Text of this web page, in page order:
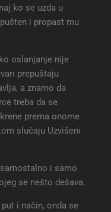
ko se uzda u
i propast mu
oslanjanje nije
prepuštaju
a znamo da
treba da se
prema onome
slučaju Uzvišeni
i samo
se nešto dešava.
i način, onda se